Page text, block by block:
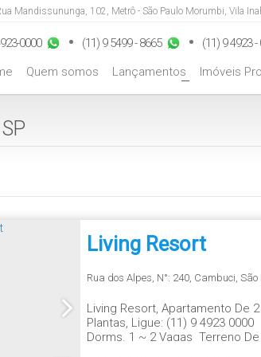
Mandissununga, 102, Metrô - São Paulo Morumbi, Vila
0000 (11) 9 5499 - 8665 (11) 9 4923 -
Imóveis
+
Lançamentos
Quem somos
Living Resort
Rua dos Alpes N°: 240 Cambuci ,São
Living Resort, Apartamento De
Plantas, Ligue: (11) 9 4923
Dorms. 1 ~ 2 Vagas Terreno